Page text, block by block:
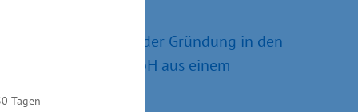
Tagen
Nach der Gründung in den
die Malie GmbH aus einem